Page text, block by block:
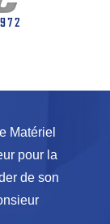
Matériel
pour la
de son